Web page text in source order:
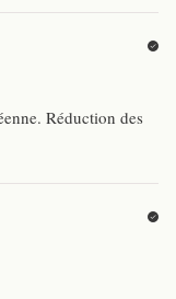
Réduction des